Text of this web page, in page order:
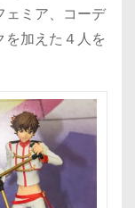
ェミア、コーデ
を加えた４人を